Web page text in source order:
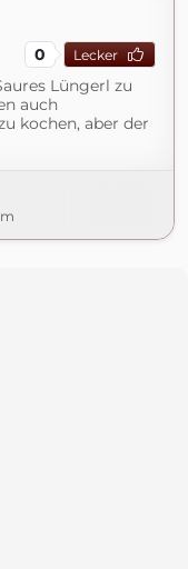
0 Lecker
Lüngerl zu
auch
kochen, aber der